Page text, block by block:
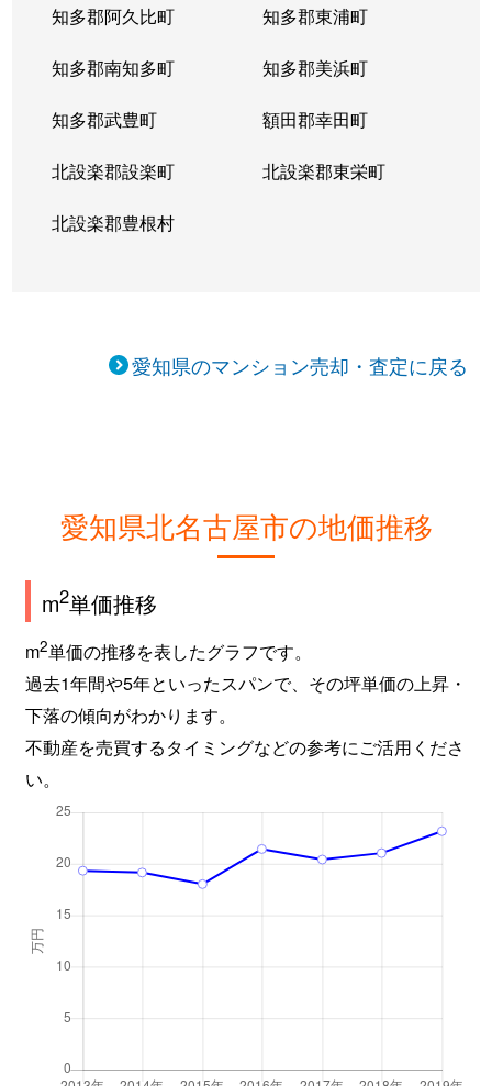
知多郡阿久比町 知多郡東浦町
知多郡南知多町 知多郡美浜町
知多郡武豊町 額田郡幸田町
北設楽郡設楽町 北設楽郡東栄町
北設楽郡豊根村
愛知県のマンション売却・査定に戻る
愛知県北名古屋市の地価推移
m2単価推移
m2単価の推移を表したグラフです。
過去1年間や5年といったスパンで、その坪単価の上昇・
下落の傾向がわかります。
不動産を売買するタイミングなどの参考にご活用くださ
い。